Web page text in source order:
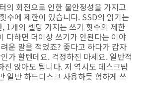
의 회전으로 인한 불안정성을 가지고
수에 제한이 있습니다. SSD의 읽기는
1개의 셀당 가지는 쓰기 횟수의 제한
다하면 더이상 쓰기가 안된다는 이야
운 말을 적었죠? 좋다고 하다가 갑자
가 할텐데요. 걱정하진 마세요. 일반적
진 않아도 됩니다. 저 역시도 데스크탑
일반 하드디스크 사용하듯 험하게 쓰